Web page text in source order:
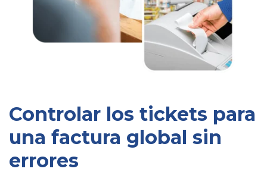
Controlar los tickets para
una factura global sin
errores